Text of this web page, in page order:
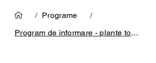
/ Programe
/
Program de informare - plante toxice